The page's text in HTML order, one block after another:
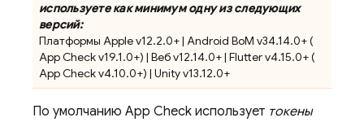
используете как минимум одну из следующих
версий:
Платформы Apple v12.2.0+ | Android BoM v34.14.0+ (
App Checkv19.1.0+) | Веб v12.14.0+ | Flutter v4.15.0+ (
App Checkv4.10.0+) | Unity v13.12.0+
По умолчанию App Check использует токены